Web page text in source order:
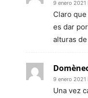
9 enero 2021
Claro
es dar
alturas
9 enero 2021
Una vez